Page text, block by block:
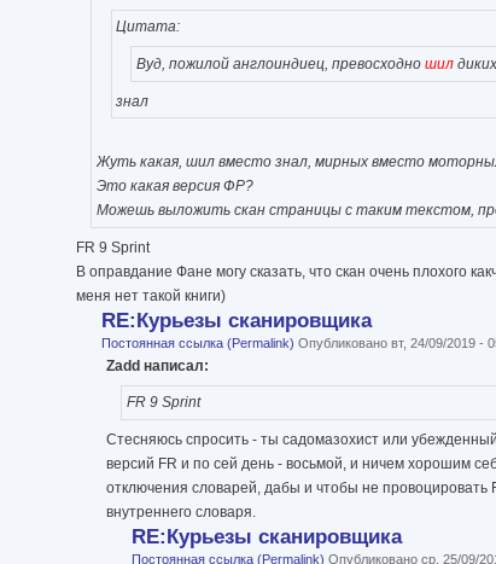
Цитата:
Вуд, пожилой англоиндиец, превосходно шил
знал
Жуть какая, шил вместо знал, мирных вместо
Это какая версия ФР?
Можешь выложить скан страницы с таким текстом,
FR 9 Sprint
В оправдание Фане могу сказать, что скан очень плохого
меня нет такой книги)
RE:Курьезы сканировщика
Постоянная ссылка (Permalink) Опубликовано вт, 24/09/2019 -
Zadd написал:
FR 9 Sprint
Стесняюсь спросить - ты садомазохист или
версий FR и по сей день - восьмой, и ничем хорошим
отключения словарей, дабы и чтобы не провоцировать
внутреннего словаря.
RE:Курьезы сканировщика
Постоянная ссылка (Permalink) Опубликовано ср, 25/09/